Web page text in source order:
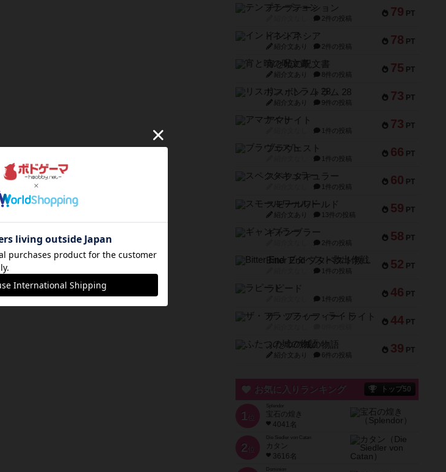
79 PT
テンプテーション
2件の投稿
78 PT
インドネシア
紹介文あり 2件の投稿
75 PT
宵と暁の呪文書
紹介文あり 8件の投稿
73 PT
リスボン・トラム 28
紹介文あり 9件の投稿
73 PT
アマナイト
1件の投稿
66 PT
ブラヴェスト
1件の投稿
60 PT
スペクタキュラー
1件の投稿
59 PT
スモールワールド
紹介文あり 13件の投稿
58 PT
ギャンブラー
2件の投稿
52 PT
Bitter End ブタペスト救出作戦
1件の投稿
46 PT
ラピード
1件の投稿
44 PT
ザ・フラッフィー・ライト
39 PT
ふたつの城の物語
紹介文あり 6件の投稿
お気に入りランキング トップ50
1 位
宝石の煌き
4041名
2 位
Die Siedler von Catan
カタン
3616名